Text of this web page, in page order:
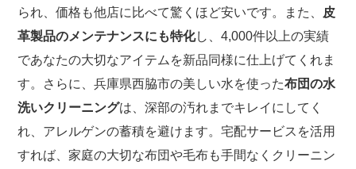
られ、価格も他店に比べて驚くほど安いです。また、 皮
革製品のメンテナンスにも特化し、4,000件以上の実績
であなたの大切なアイテムを新品同様に仕上げてくれま
す。さらに、兵庫県西脇市の美しい水を使った布団の水
洗いクリーニングは、深部の汚れまでキレイにしてく
れ、アレルゲンの蓄積を避けます。宅配サービスを活用
すれば、家庭の大切な布団や毛布も手間なくクリーニン